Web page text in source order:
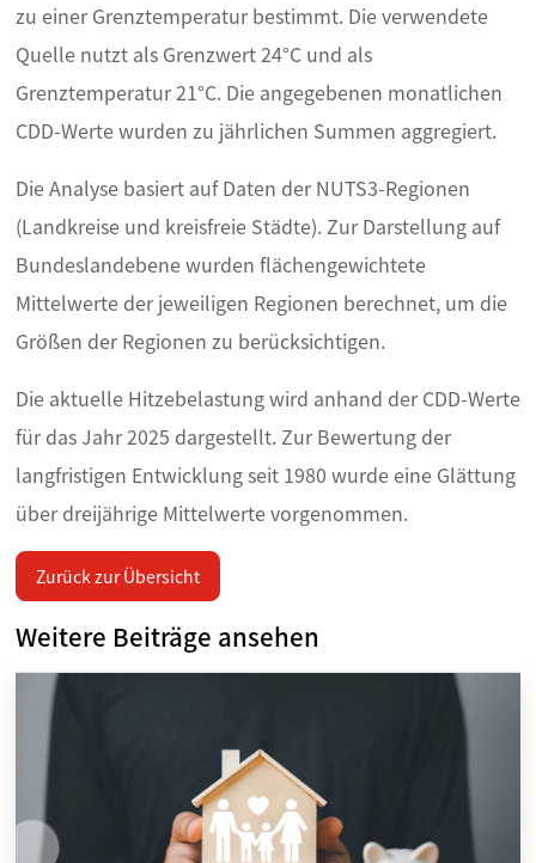
zu einer Grenztemperatur bestimmt. Die verwendete
Quelle nutzt als Grenzwert 24°C und als
Grenztemperatur 21°C. Die angegebenen monatlichen
CDD-Werte wurden zu jährlichen Summen aggregiert.
Die Analyse basiert auf Daten der NUTS3-Regionen
(Landkreise und kreisfreie Städte). Zur Darstellung auf
Bundeslandebene wurden flächengewichtete
Mittelwerte der jeweiligen Regionen berechnet, um die
Größen der Regionen zu berücksichtigen.
Die aktuelle Hitzebelastung wird anhand der CDD-Werte
für das Jahr 2025 dargestellt. Zur Bewertung der
langfristigen Entwicklung seit 1980 wurde eine Glättung
über dreijährige Mittelwerte vorgenommen.
Zurück zur Übersicht
Weitere Beiträge ansehen